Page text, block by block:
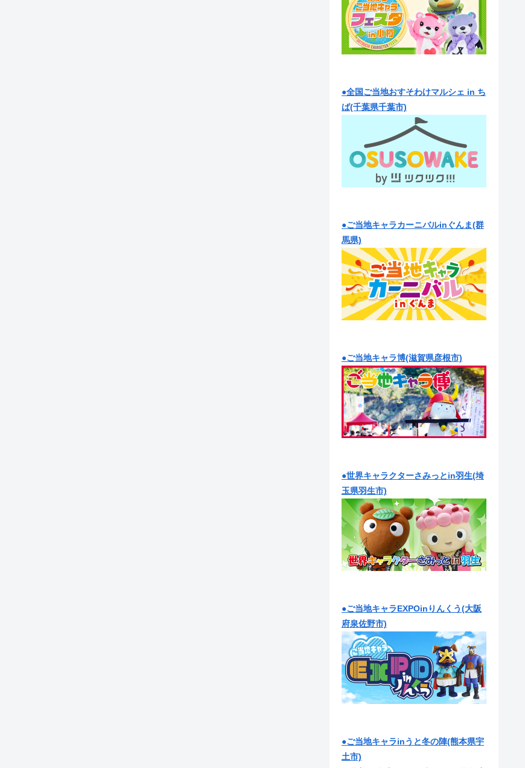
●全国ご当地おすそわけマルシェ in ち
ば(千葉県千葉市)
●ご当地キャラカーニバルinぐんま(群
馬県)
●ご当地キャラ博(滋賀県彦根市)
●世界キャラクターさみっとin羽生(埼
玉県羽生市)
●ご当地キャラEXPOinりんくう(大阪
府泉佐野市)
●ご当地キャラinうと冬の陣(熊本県宇
土市)